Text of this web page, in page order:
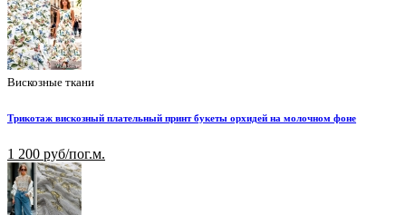
Вискозные ткани
Трикотаж вискозный плательный принт букеты орхидей на молочном фоне
1 200 руб/пог.м.